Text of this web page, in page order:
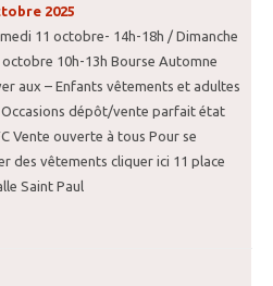
2025
11 octobre- 14h-18h / Dimanche
octobre 10h-13h Bourse Automne
aux – Enfants vêtements et adultes
dépôt/vente parfait état
Vente ouverte à tous Pour se
des vêtements cliquer ici 11 place
Saint Paul